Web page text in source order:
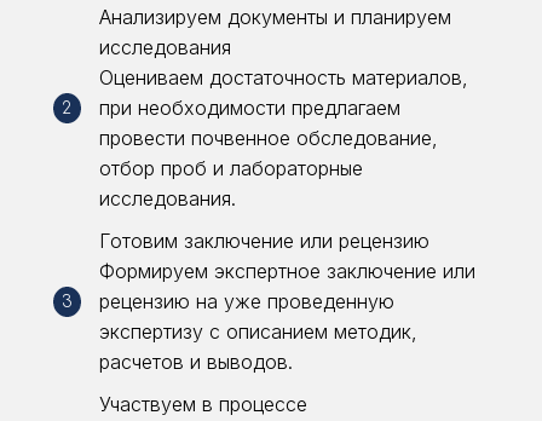
2
Анализируем документы и планируем
исследования
Оцениваем достаточность материалов,
при необходимости предлагаем
провести почвенное обследование,
отбор проб и лабораторные
исследования.
3
Готовим заключение или рецензию
Формируем экспертное заключение или
рецензию на уже проведенную
экспертизу с описанием методик,
расчетов и выводов.
Участвуем в процессе